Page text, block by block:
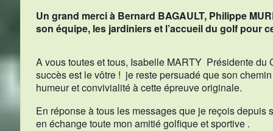
Un grand merci à Bernard BAGAULT, Philippe
son équipe, les jardiniers et l’accueil du golf pour
A vous toutes et tous, Isabelle MARTY Présidente du
succès est le vôtre ! je reste persuadé que son
humeur et convivialité à cette épreuve originale.
En réponse à tous les messages que je reçois
en échange toute mon amitié golfique et sportive .